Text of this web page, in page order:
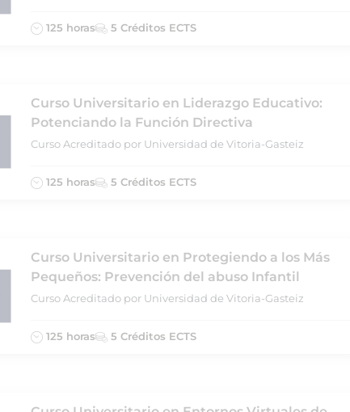
125 horas 5 Créditos ECTS
Curso Universitario en Liderazgo Educativo:
Potenciando la Función Directiva
Curso Acreditado por Universidad de Vitoria-Gasteiz
125 horas 5 Créditos ECTS
Curso Universitario en Protegiendo a los Más
Pequeños: Prevención del abuso Infantil
Curso Acreditado por Universidad de Vitoria-Gasteiz
125 horas 5 Créditos ECTS